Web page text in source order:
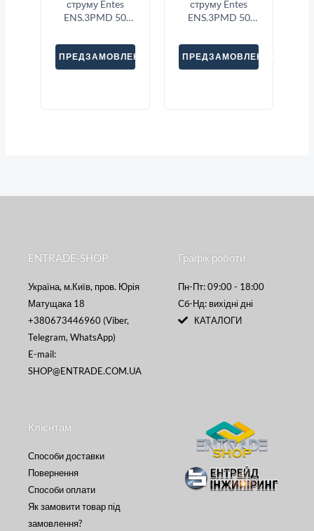
струму Entes
ENS.3PMD 50
ПРЕДЗАМОВЛЕННЯ
струму Entes
ENS.3PMD 50
ПРЕДЗАМОВЛЕННЯ
ENTRADE-SHOP
Україна, м.Київ, пров. Юрія
Матущака 18
+380673446960 (Viber,
Telegram, WhatsApp)
E-mail:
SHOP@ENTRADE.COM.UA
Графік роботи
Пн-Пт: 09:00 - 18:00
Сб-Нд: вихідні дні
КАТАЛОГИ
Клієнтам
Способи доставки
Повернення
Способи оплати
Як замовити товар під
замовлення?